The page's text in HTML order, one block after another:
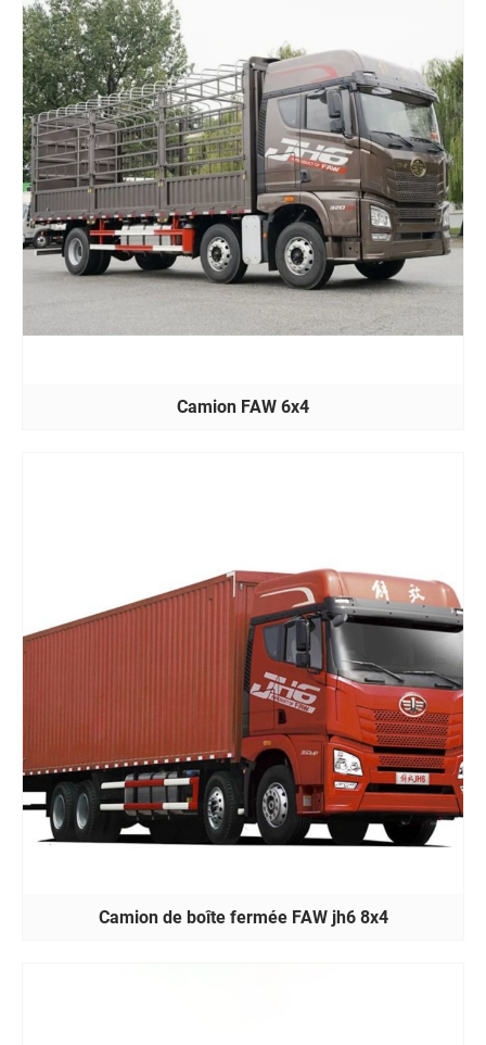
Camion FAW 6x4
Camion de boîte fermée FAW jh6 8x4